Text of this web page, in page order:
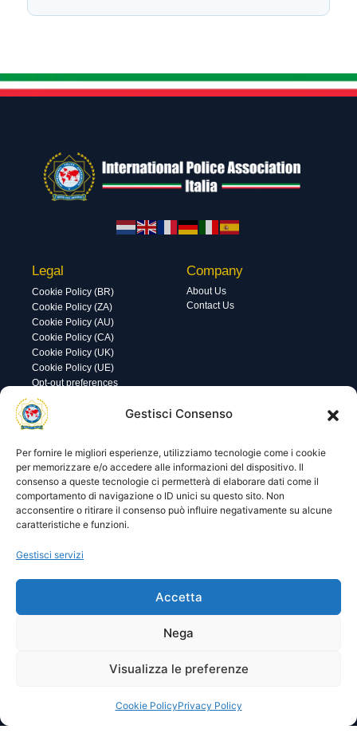
Gestisci Consenso
Per fornire le migliori esperienze, utilizziamo tecnologie come i cookie
per memorizzare e/o accedere alle informazioni del dispositivo. Il
consenso a queste tecnologie ci permetterà di elaborare dati come il
comportamento di navigazione o ID unici su questo sito. Non
acconsentire o ritirare il consenso può influire negativamente su alcune
caratteristiche e funzioni.
Gestisci servizi
Accetta
Nega
Visualizza le preferenze
Cookie PolicyPrivacy Policy
Legal
Cookie Policy (BR)
Cookie Policy (ZA)
Cookie Policy (AU)
Cookie Policy (CA)
Cookie Policy (UK)
Cookie Policy (UE)
Opt-out preferences
Company
About Us
Contact Us
Utility
Visite di oggi: 32
Visite totali: 13815
Area gestione
© 2025 I.P.A. Italia E.T.S. n. 36463 – Via Niccolò Copernico nr.
ipaitalia@pec.ipa-italia.it –Powered by